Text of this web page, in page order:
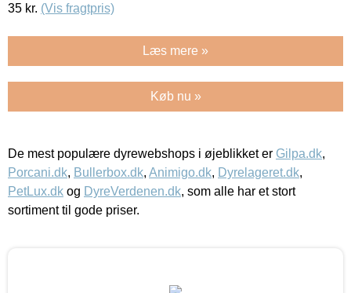
35 kr. (Vis fragtpris)
Læs mere »
Køb nu »
De mest populære dyrewebshops i øjeblikket er Gilpa.dk,
Porcani.dk, Bullerbox.dk, Animigo.dk, Dyrelageret.dk,
PetLux.dk og DyreVerdenen.dk, som alle har et stort
sortiment til gode priser.